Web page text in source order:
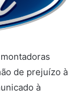
de prejuízo à
à